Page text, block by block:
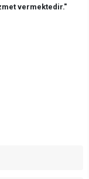
vermektedir."